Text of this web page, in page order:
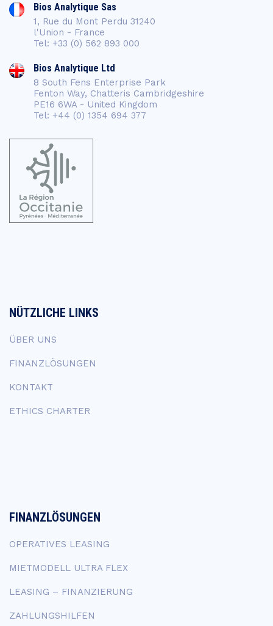
Bios Analytique Sas
1, Rue du Mont Perdu 31240
l'Union - France
Tel: +33 (0) 562 893 000
Bios Analytique Ltd
8 South Fens Enterprise Park
Fenton Way, Chatteris Cambridgeshire
PE16 6WA - United Kingdom
Tel: +44 (0) 1354 694 377
NÜTZLICHE LINKS
ÜBER UNS
FINANZLÖSUNGEN
KONTAKT
ETHICS CHARTER
FINANZLÖSUNGEN
OPERATIVES LEASING
MIETMODELL ULTRA FLEX
LEASING – FINANZIERUNG
ZAHLUNGSHILFEN